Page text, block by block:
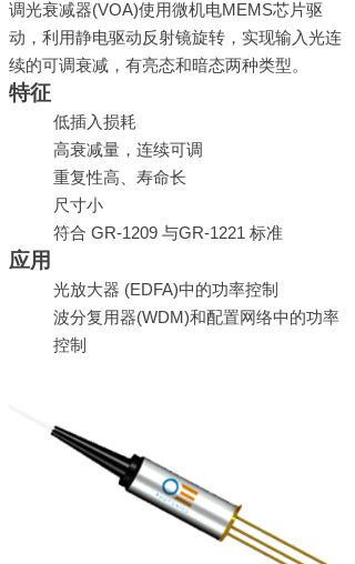
调光衰减器(VOA)使用微机电MEMS芯片驱
动，利用静电驱动反射镜旋转 ， 实现输入光连
续的可调衰减 ，有亮态和暗态两种类型。
特征
低插入损耗
高衰减量，连续可调
重复性高、寿命长
尺寸小
符合 GR-1209 与GR-1221 标准
应用
光放大器 (EDFA)中的功率控制
波分复用器(WDM)和配置网络中的功率
控制